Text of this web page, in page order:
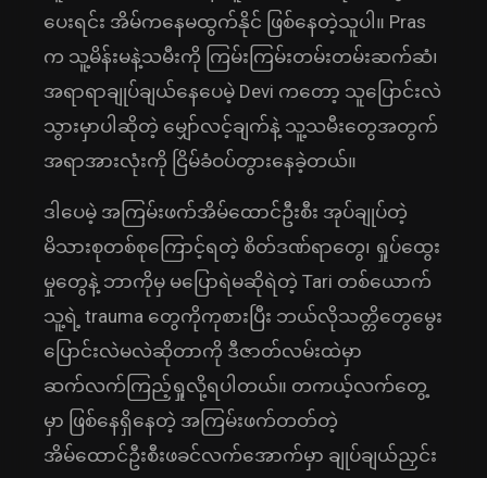
ပေးရင်း အိမ်ကနေမထွက်နိုင် ဖြစ်နေတဲ့သူပါ။ Pras
က သူ့မိန်းမနဲ့သမီးကို ကြမ်းကြမ်းတမ်းတမ်းဆက်ဆံ၊
အရာရာချုပ်ချယ်‌နေပေမဲ့ Devi ကတော့ သူပြောင်းလဲ
သွားမှာပါဆိုတဲ့ မျှော်လင့်ချက်နဲ့ သူ့သမီးတွေအတွက်
အရာအားလုံးကို ငြိမ်ခံဝပ်တွားနေခဲ့တယ်။
ဒါပေမဲ့ အကြမ်းဖက်အိမ်ထောင်ဦးစီး အုပ်ချုပ်တဲ့
မိသားစုတစ်စုကြောင့်ရတဲ့ စိတ်ဒဏ်ရာတွေ၊ ရှုပ်ထွေး
မှုတွေနဲ့ ဘာကိုမှ မပြောရဲမဆိုရဲတဲ့ Tari တစ်ယောက်
သူ့ရဲ့ trauma တွေကိုကုစားပြီး ဘယ်လိုသတ္တိတွေမွေး
ပြောင်းလဲမလဲဆိုတာကို ဒီဇာတ်လမ်းထဲမှာ
ဆက်လက်ကြည့်ရှုလို့ရပါတယ်။ တကယ့်လက်တွေ့
မှာ ဖြစ်နေရှိနေတဲ့ အကြမ်းဖက်တတ်တဲ့
‌အိမ်ထောင်ဦးစီးဖခင်လက်အောက်မှာ ချုပ်ချယ်ညှင်း